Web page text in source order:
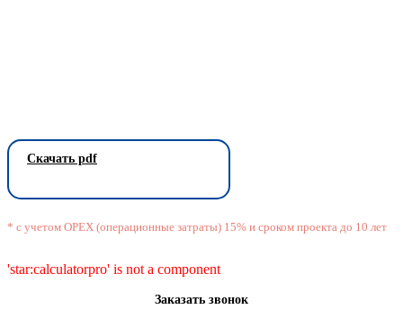
Скачать pdf
* с учетом OPEX (операционные затраты) 15% и сроком проекта до 10 лет
'star:calculatorpro' is not a component
Заказать звонок